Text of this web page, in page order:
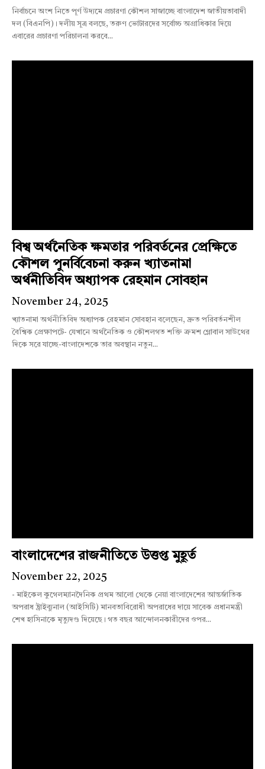
নির্বাচনে অংশ নিতে পূর্ণ উদ্যমে প্রচারণা কৌশল সাজাচ্ছে বাংলাদেশ জাতীয়তাবাদী
দল (বিএনপি)। দলীয় সূত্র বলছে, তরুণ ভোটারদের সর্বোচ্চ অগ্রাধিকার দিয়ে
এবারের প্রচারণা পরিচালনা করবে...
বিশ্ব অর্থনৈতিক ক্ষমতার পরিবর্তনের প্রেক্ষিতে
কৌশল পুনর্বিবেচনা করুন খ্যাতনামা
অর্থনীতিবিদ অধ্যাপক রেহমান সোবহান
November 24, 2025
খ্যাতনামা অর্থনীতিবিদ অধ্যাপক রেহমান সোবহান বলেছেন, দ্রুত পরিবর্তনশীল
বৈশ্বিক প্রেক্ষাপটে- যেখানে অর্থনৈতিক ও কৌশলগত শক্তি ক্রমশ গ্লোবাল সাউথের
দিকে সরে যাচ্ছে-বাংলাদেশকে তার অবস্থান নতুন...
বাংলাদেশের রাজনীতিতে উত্তপ্ত মুহূর্ত
November 22, 2025
- মাইকেল কুগেলম্যানদৈনিক প্রথম আলো থেকে নেয়া বাংলাদেশের আন্তর্জাতিক
অপরাধ ট্রাইব্যুনাল (আইসিটি) মানবতাবিরোধী অপরাধের দায়ে সাবেক প্রধানমন্ত্রী
শেখ হাসিনাকে মৃত্যুদণ্ড দিয়েছে। গত বছর আন্দোলনকারীদের ওপর...